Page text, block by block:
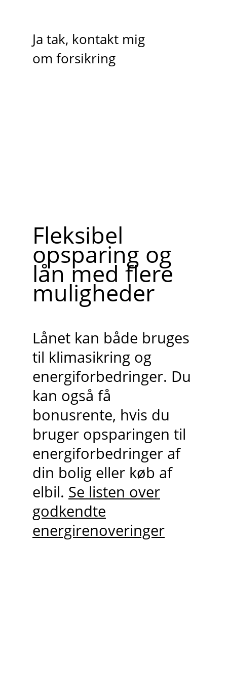
Ja tak, kontakt mig
om forsikring
Fleksibel
opsparing og
lån med flere
muligheder
Lånet kan både bruges
til klimasikring og
energiforbedringer. Du
kan også få
bonusrente, hvis du
bruger opsparingen til
energiforbedringer af
din bolig eller køb af
elbil. Se listen over
godkendte
energirenoveringer